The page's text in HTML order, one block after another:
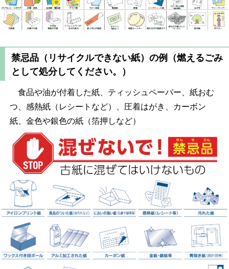
禁忌品（リサイクルできない紙）の例（燃えるごみ
として処分してください。）
食品や油が付着した紙、ティッシュペーパー、紙おむ
つ、感熱紙（レシートなど）、圧着はがき、カーボン
紙、金色や銀色の紙（箔押しなど）